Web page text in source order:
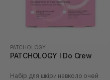
PATCHOLOGY
PATCHOLOGY I Do Crew
Набір для шкіри навколо очей